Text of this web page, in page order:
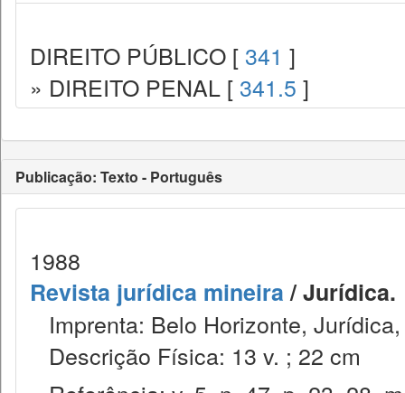
DIREITO PÚBLICO [ 341 ]
» DIREITO PENAL [ 341.5 ]
Publicação: Texto - Português
1988
Revista jurídica mineira/ Jurídica.
Imprenta: Belo Horizonte,
Descrição Física: 13 v. ; 22 cm